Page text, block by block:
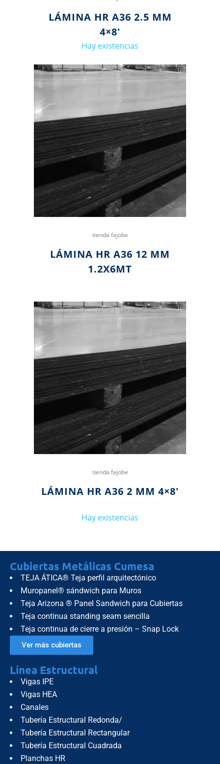
LÁMINA HR A36 2.5 MM
4×8′
Hay existencias
tienda fajobe
LÁMINA HR A36 12 MM
1.2X6MT
tienda fajobe
LÁMINA HR A36 2 MM 4×8′
Hay existencias
Cubiertas Metálicas Cumesa
TEJA ÁTICA® Teja perfil arquitectónico
Muropanel® sándwich para Muros
Teja Arizona ® Panel Sandwich para Cubiertas
Teja continua standing seam sencilla
Teja continua de cierre a presión – Snap Lock
Ver más cubiertas
Línea Estructural
Vigas IPE
Vigas HEA
Canales
Tubería Estructural Redonda/
Tubería Estructural Rectangular
Tubería Estructural Cuadrada
Planchas HR